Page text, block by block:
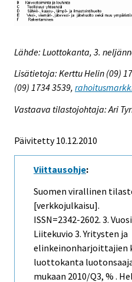
Lähde: Luottokanta, 3.
Lisätietoja: Kerttu Helin (09)
(09) 1734 3539,
Vastaava tilastojohtaja: Ari
Päivitetty 10.12.2010
Viittausohje:
Suomen virallinen
[verkkojulkaisu].
ISSN=2342-2602. 3.
Liitekuvio 3. Yritysten ja
elinkeinonharjoittajien
luottokanta
mukaan 2010/Q3, % .